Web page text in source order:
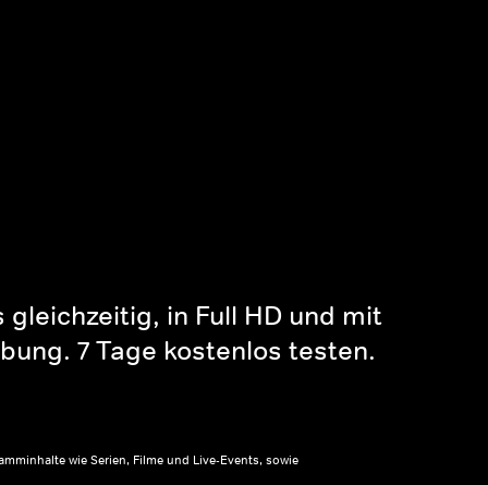
in Full HD und mit
7 Tage kostenlos testen.
wie Serien, Filme und Live-Events, sowie